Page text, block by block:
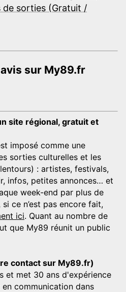
sorties (Gratuit /
sur My89.fr
site régional, gratuit et
imposé comme une
sorties culturelles et les
: artistes, festivals,
infos, petites annonces… et
week-end par plus de
ce n’est pas encore fait,
ici. Quant au nombre de
que My89 réunit un public
contact sur My89.fr)
et met 30 ans d'expérience
communication dans